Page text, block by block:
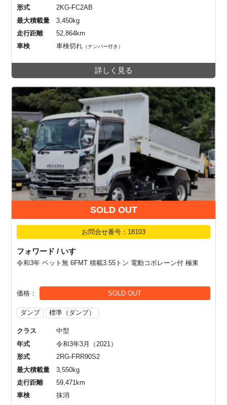
形式
2KG-FC2AB
最大積載量
3,450kg
走行距離
52,864km
車検
車検切れ （ナンバー付き）
詳しく見る
SOLD OUT
お問合せ番号：18103
フォワード / いすゞ
令和3年 ベット無 6FMT 積載3.55トン 電動コボレーン付 極東
価格 SOLD OUT
ダンプ 標準（ダンプ）
クラス
中型
年式
令和3年3月（2021）
形式
2RG-FRR90S2
最大積載量
3,550kg
走行距離
59,471km
車検
抹消